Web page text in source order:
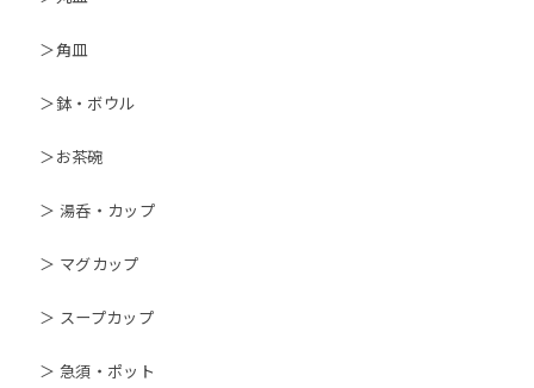
＞角皿
＞鉢・ボウル
＞お茶碗
＞ 湯呑・カップ
＞ マグカップ
＞ スープカップ
＞ 急須・ポット